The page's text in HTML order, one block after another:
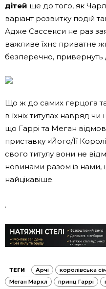
дітей ще до того, як
варіант розвитку подій
Адже Сассекси не раз
важливе їхнє приватне
безперечно, привернуть
Що ж до самих герцога
в їхніх титулах навряд
що Гаррі та Меган
приставку «Його/Її
свого титулу вони не
новинами разом із нами,
найцікавіше.
.
ТЕГИ Арчі королівська
Меган Маркл
принц Гаррі